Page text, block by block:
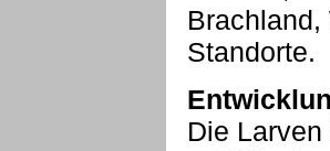
Standorte.
Die